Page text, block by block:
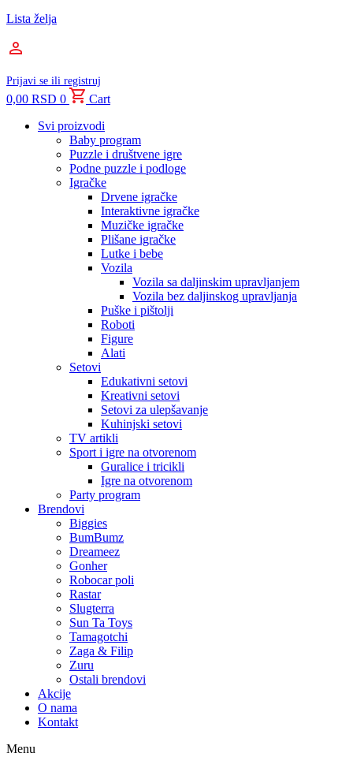
Lista želja
Prijavi se ili registruj
0,00 RSD 0
Cart
Svi proizvodi
Baby program
Puzzle i društvene igre
Podne puzzle i podloge
Igračke
Drvene igračke
Interaktivne igračke
Muzičke igračke
Plišane igračke
Lutke i bebe
Vozila
Vozila sa daljinskim upravljanjem
Vozila bez daljinskog upravljanja
Puške i pištolji
Roboti
Figure
Alati
Setovi
Edukativni setovi
Kreativni setovi
Setovi za ulepšavanje
Kuhinjski setovi
TV artikli
Sport i igre na otvorenom
Guralice i tricikli
Igre na otvorenom
Party program
Brendovi
Biggies
BumBumz
Dreameez
Gonher
Robocar poli
Rastar
Slugterra
Sun Ta Toys
Tamagotchi
Zaga & Filip
Zuru
Ostali brendovi
Akcije
O nama
Kontakt
Menu